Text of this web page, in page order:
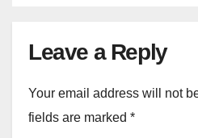
Leave a Reply
Your email address will not
fields are marked *